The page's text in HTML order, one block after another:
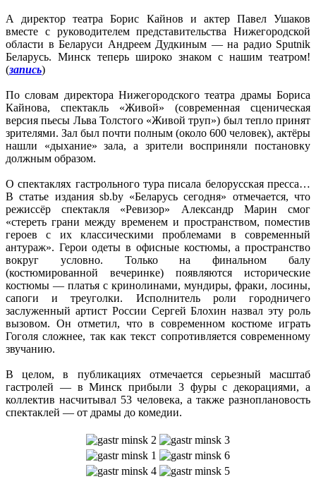
А директор театра Борис Кайнов и актер Павел Ушаков
вместе с руководителем представительства Нижегородской
области в Беларуси Андреем Дудкиным — на радио Sputnik
Беларусь. Минск теперь широко знаком с нашим театром!
(запись)
По словам директора Нижегородского театра драмы Бориса
Кайнова, спектакль «Живой» (современная сценическая
версия пьесы Льва Толстого «Живой труп») был тепло принят
зрителями. Зал был почти полным (около 600 человек), актёры
нашли «дыхание» зала, а зрители восприняли постановку
должным образом.
О спектаклях гастрольного тура писала белорусская пресса…
В статье издания sb.by «Беларусь сегодня» отмечается, что
режиссёр спектакля «Ревизор» Александр Марин смог
«стереть грани между временем и пространством, поместив
героев с их классическими проблемами в современный
антураж». Герои одеты в офисные костюмы, а пространство
вокруг условно. Только на финальном балу
(костюмированной вечеринке) появляются исторические
костюмы — платья с кринолинами, мундиры, фраки, лосины,
сапоги и треуголки. Исполнитель роли городничего
заслуженный артист России Сергей Блохин назвал эту роль
вызовом. Он отметил, что в современном костюме играть
Гоголя сложнее, так как текст сопротивляется современному
звучанию.
В целом, в публикациях отмечается серьезный масштаб
гастролей — в Минск прибыли 3 фуры с декорациями, а
коллектив насчитывал 53 человека, а также разноплановость
спектаклей — от драмы до комедии.